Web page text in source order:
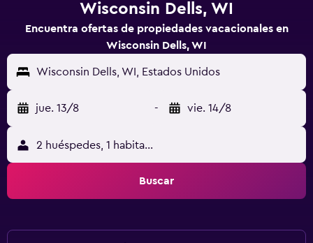
Wisconsin Dells, WI
Encuentra ofertas de propiedades vacacionales en
Wisconsin Dells, WI
Wisconsin Dells, WI, Estados Unidos
jue. 13/8 - vie. 14/8
2 huéspedes, 1 habitación
Buscar